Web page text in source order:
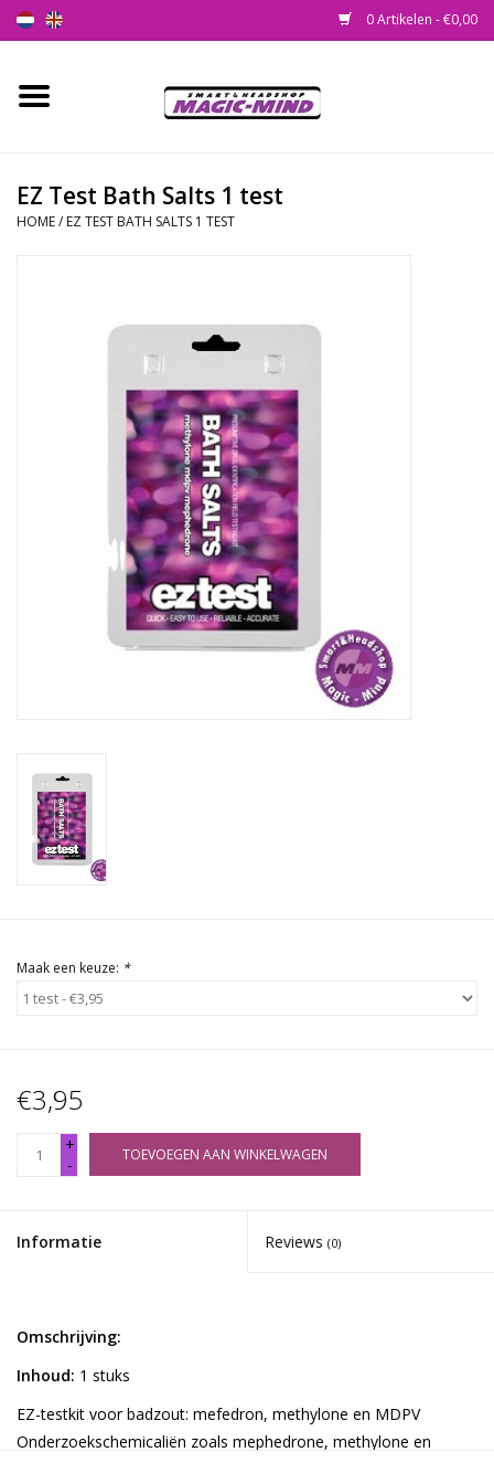
0 Artikelen - €0,00
Home
Smartshop
Rituals & Wierook
EZ Test Bath Salts 1 test
HOME/ EZ TEST BATH SALTS 1 TEST
Maak een keuze: *
€3,95
+
-
TOEVOEGEN AAN WINKELWAGEN
Informatie Reviews (0)
Omschrijving:
Inhoud: 1 stuks
EZ-testkit voor badzout: mefedron, methylone en MDPV
Onderzoekschemicaliën zoals mephedrone, methylone en